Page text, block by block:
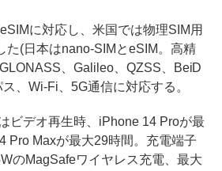
に対応し、米国では物理SIM用
た(日本はnano-SIMとeSIM。高精
、Galileo、QZSS、BeiD
、Wi-Fi、5G通信に対応する。
ビデオ再生時、iPhone 14 Proが最
Pro Maxが最大29時間。充電端子
のMagSafeワイヤレス充電、最大